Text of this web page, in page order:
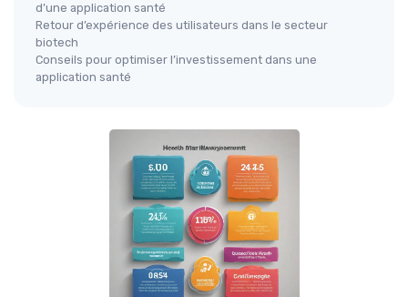
d’une application santé
Retour d’expérience des utilisateurs dans le secteur
biotech
Conseils pour optimiser l’investissement dans une
application santé